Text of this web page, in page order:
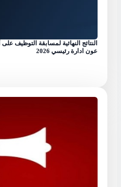
النتائج النهائية لمسابقة التوظيف
عون ادارة رئيسي 2026